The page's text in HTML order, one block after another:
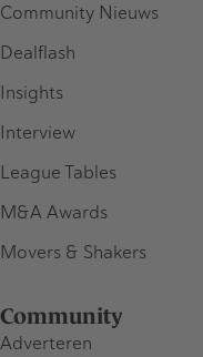
Community Nieuws
Dealflash
Insights
Interview
League Tables
M&A Awards
Movers & Shakers
Community
Adverteren